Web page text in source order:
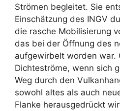
Strömen begleitet. Sie
Einschätzung des INGV
die rasche Mobilisierung
das bei der Öffnung des
aufgewirbelt worden war.
Dichteströme, wenn sich
Weg durch den
sowohl altes als auch
Flanke herausgedrückt